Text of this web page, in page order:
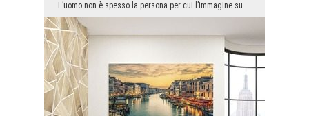
L’uomo non è spesso la persona per cui l’immagine supera gli sforzi per il lavoro sognato o reali...